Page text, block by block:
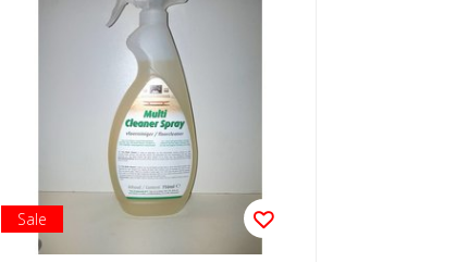
Sale